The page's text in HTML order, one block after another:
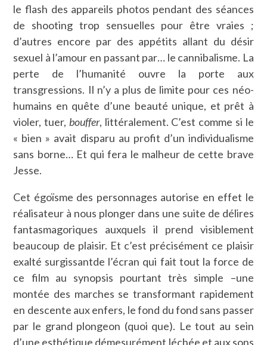
le flash des appareils photos pendant des séances
de shooting trop sensuelles pour être vraies ;
d’autres encore par des appétits allant du désir
sexuel à l’amour en passant par… le cannibalisme. La
perte de l’humanité ouvre la porte aux
transgressions. Il n’y a plus de limite pour ces néo-
humains en quête d’une beauté unique, et prêt à
violer, tuer, bouffer, littéralement. C’est comme si le
« bien » avait disparu au profit d’un individualisme
sans borne… Et qui fera le malheur de cette brave
Jesse.
Cet égoïsme des personnages autorise en effet le
réalisateur à nous plonger dans une suite de délires
fantasmagoriques auxquels il prend visiblement
beaucoup de plaisir. Et c’est précisément ce plaisir
exalté surgissantde l’écran qui fait tout la force de
ce film au synopsis pourtant très simple –une
montée des marches se transformant rapidement
en descente aux enfers, le fond du fond sans passer
par le grand plongeon (quoi que). Le tout au sein
d’une esthétique démesurément léchée et aux sons